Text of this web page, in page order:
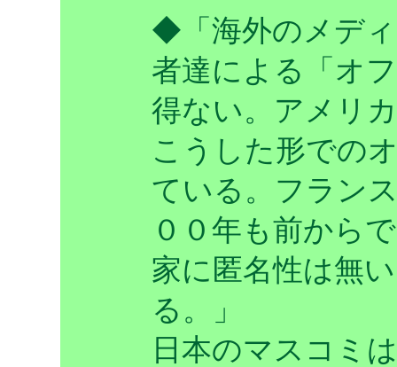
◆「海外のメデ
者達による「オ
得ない。アメリ
こうした形での
ている。フラン
００年も前から
家に匿名性は無
る。」
日本のマスコミ